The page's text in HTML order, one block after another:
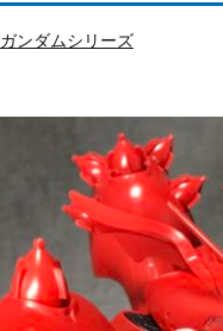
ガンダムシリーズ